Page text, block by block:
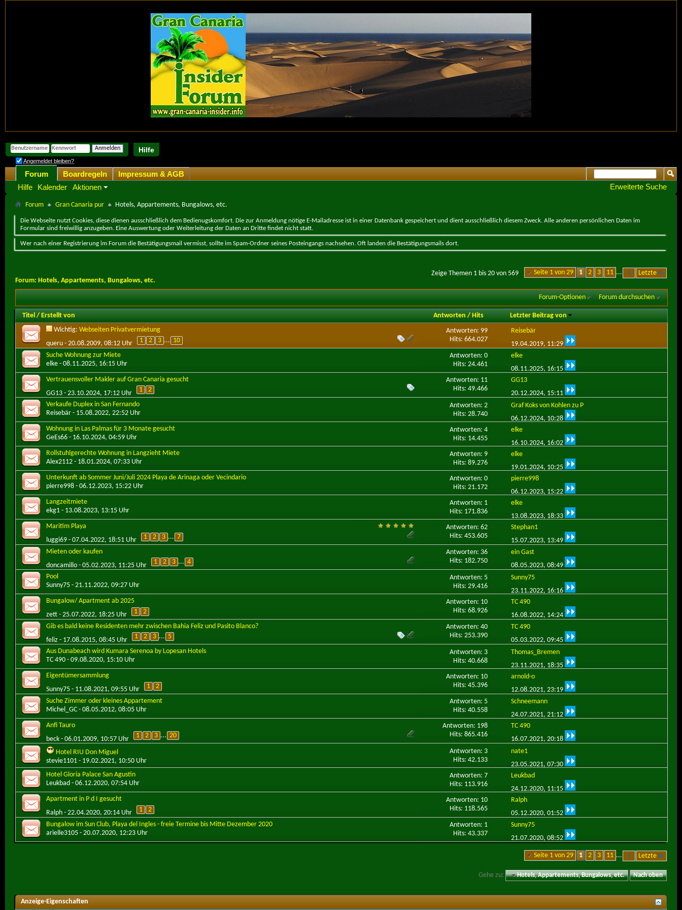
Hilfe
Angemeldet bleiben?
Forum
Hilfe
Kalender Aktionen
Boardregeln
Impressum & AGB
Erweiterte Suche
Forum Gran Canaria pur Hotels, Appartements, Bungalows, etc.
Die Webseite nutzt Cookies, diese dienen ausschließlich dem Bedienugskomfort. Die zur Anmeldung nötige E-Mailadresse ist in einer Datenbank gespeichert und dient ausschließlich diesem Zweck. Alle anderen persönlichen Daten im
Formular sind freiwillig anzugeben. Eine Auswertung oder Weiterleitung der Daten an Dritte findet nicht statt.
Wer nach einer Registrierung im Forum die Bestätigungsmail vermisst, sollte im Spam-Ordner seines Posteingangs nachsehen. Oft landen die Bestätigungsmails dort.
Seite 1 von 29 1 2 3 11 ... Letzte
Zeige Themen 1 bis 20 von 569
Forum: Hotels, Appartements, Bungalows, etc.
Forum-Optionen Forum durchsuchen
Titel / Erstellt von Antworten / Hits
Letzter Beitrag von
Wichtig: Webseiten Privatvermietung
queru - 20.08.2009, 08:12 Uhr 1 2 3 ... 10
Antworten: 99
Hits: 664.027
Reisebär
19.04.2019, 11:29
Suche Wohnung zur Miete
elke - 08.11.2025, 16:15 Uhr
Antworten: 0
Hits: 24.461
elke
08.11.2025, 16:15
Vertrauensvoller Makler auf Gran Canaria gesucht
GG13 - 23.10.2024, 17:12 Uhr 1 2
Antworten: 11
Hits: 49.466
GG13
20.12.2024, 15:11
Verkaufe Duplex in San Fernando
Reisebär - 15.08.2022, 22:52 Uhr
Antworten: 2
Hits: 28.740
Graf Koks von Kohlen zu P
06.12.2024, 10:28
Wohnung in Las Palmas für 3 Monate gesucht
GeEs66 - 16.10.2024, 04:59 Uhr
Antworten: 4
Hits: 14.455
elke
16.10.2024, 16:02
Rollstuhlgerechte Wohnung in Langzieht Miete
Alex2112 - 18.01.2024, 07:33 Uhr
Antworten: 9
Hits: 89.276
elke
19.01.2024, 10:25
Unterkunft ab Sommer Juni/Juli 2024 Playa de Arinaga oder Vecindario
pierre998 - 06.12.2023, 15:22 Uhr
Antworten: 0
Hits: 21.172
pierre998
06.12.2023, 15:22
Langzeitmiete
ekg1 - 13.08.2023, 13:15 Uhr
Antworten: 1
Hits: 171.836
elke
13.08.2023, 18:33
Maritim Playa
luggi69 - 07.04.2022, 18:51 Uhr 1 2 3 ... 7
Antworten: 62
Hits: 453.605
Stephan1
15.07.2023, 13:49
Mieten oder kaufen
doncamillo - 05.02.2023, 11:25 Uhr 1 2 3 ... 4
Antworten: 36
Hits: 182.750
ein Gast
08.05.2023, 08:49
Pool
Sunny75 - 21.11.2022, 09:27 Uhr
Antworten: 5
Hits: 29.416
Sunny75
23.11.2022, 16:16
Bungalow/ Apartment ab 2025
zett - 25.07.2022, 18:25 Uhr 1 2
Antworten: 10
Hits: 68.926
TC 490
16.08.2022, 14:24
Gib es bald keine Residenten mehr zwischen Bahia Feliz und Pasito Blanco?
feliz - 17.08.2015, 08:45 Uhr 1 2 3 ... 5
Antworten: 40
Hits: 253.390
TC 490
05.03.2022, 09:45
Aus Dunabeach wird Kumara Serenoa by Lopesan Hotels
TC 490 - 09.08.2020, 15:10 Uhr
Antworten: 3
Hits: 40.668
Thomas_Bremen
23.11.2021, 18:35
Eigentümersammlung
Sunny75 - 11.08.2021, 09:55 Uhr 1 2
Antworten: 10
Hits: 45.396
arnold-o
12.08.2021, 23:19
Suche Zimmer oder kleines Appartement
Michel_GC - 08.05.2012, 08:05 Uhr
Antworten: 5
Hits: 40.558
Schneemann
24.07.2021, 21:12
Anfi Tauro
beck - 06.01.2009, 10:57 Uhr 1 2 3 ... 20
Antworten: 198
Hits: 865.416
TC 490
16.07.2021, 20:18
Hotel RIU Don Miguel
stevie1101 - 19.02.2021, 10:50 Uhr
Antworten: 3
Hits: 42.133
nate1
23.05.2021, 07:30
Hotel Gloria Palace San Agustin
Leukbad - 06.12.2020, 07:54 Uhr
Antworten: 7
Hits: 113.916
Leukbad
24.12.2020, 11:15
Apartment in P d I gesucht
Ralph - 22.04.2020, 20:14 Uhr 1 2
Antworten: 10
Hits: 118.565
Ralph
05.12.2020, 01:52
Bungalow im Sun Club, Playa del Ingles - freie Termine bis Mitte Dezember 2020
arielle3105 - 20.07.2020, 12:23 Uhr
Antworten: 1
Hits: 43.337
Sunny75
21.07.2020, 08:52
Seite 1 von 29 1 2 3 11 ... Letzte
Gehe zu: Hotels, Appartements, Bungalows, etc. Nach oben
Anzeige-Eigenschaften